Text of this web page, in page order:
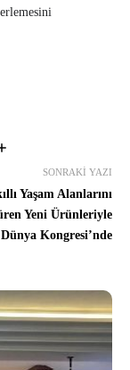
SONRAKI YAZI
Yaşam Alanlarını
Yeni Ürünleriyle
Kongresi’nde